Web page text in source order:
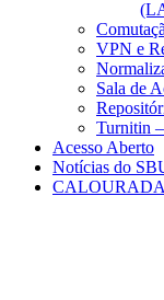
VPN e
Sala de
Turnitin
Acesso Aberto
Notícias do